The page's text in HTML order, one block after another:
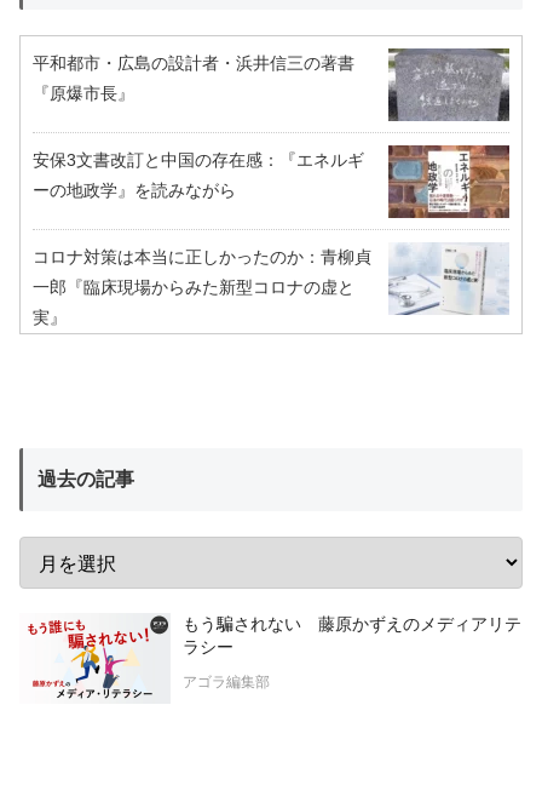
平和都市・広島の設計者・浜井信三の著書
『原爆市長』
安保3文書改訂と中国の存在感：『エネルギ
ーの地政学』を読みながら
コロナ対策は本当に正しかったのか：青柳貞
一郎『臨床現場からみた新型コロナの虚と
実』
過去の記事
もう騙されない 藤原かずえのメディアリテ
ラシー
アゴラ編集部